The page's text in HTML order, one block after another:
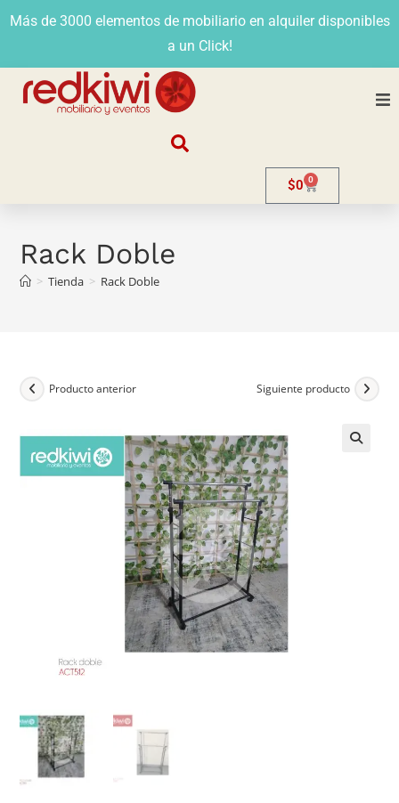
Más de 3000 elementos de mobiliario en alquiler disponibles
a un Click!
Contacto
$0 0
Rack Doble
> Tienda > Rack Doble
Producto anterior Siguiente producto